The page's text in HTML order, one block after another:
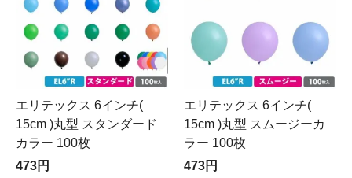
エリテックス 6インチ(
15cm )丸型 スタンダード
カラー 100枚
473円
エリテックス 6インチ(
15cm )丸型 スムージーカ
ラー 100枚
473円